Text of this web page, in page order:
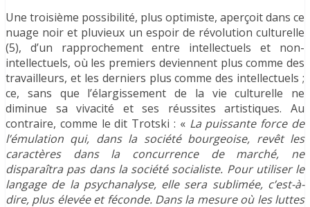
Une troisième possibilité, plus optimiste, aperçoit dans ce
nuage noir et pluvieux un espoir de révolution culturelle
(5), d’un rapprochement entre intellectuels et non-
intellectuels, où les premiers deviennent plus comme des
travailleurs, et les derniers plus comme des intellectuels ;
ce, sans que l’élargissement de la vie culturelle ne
diminue sa vivacité et ses réussites artistiques. Au
contraire, comme le dit Trotski : « La puissante force de
l’émulation qui, dans la société bourgeoise, revêt les
caractères dans la concurrence de marché, ne
disparaîtra pas dans la société socialiste. Pour utiliser le
langage de la psychanalyse, elle sera sublimée, c’est-à-
dire, plus élevée et féconde. Dans la mesure où les luttes